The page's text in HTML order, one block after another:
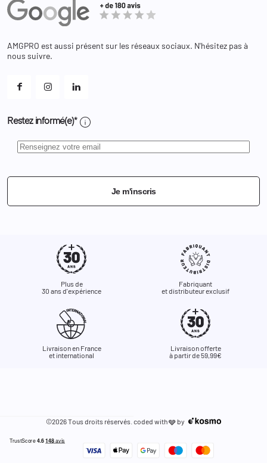
Equipements
Bagagerie
Adresses
Bons de réduction
Et les cookies ?
AMGPRO est aussi présent sur les réseaux sociaux. N'hésitez pas à
nous suivre.
Restez informé(e)* info
Je m'inscris
Plus de
30 ans d'expérience
Fabriquant
et distributeur exclusif
Livraison en France
et international
Livraison offerte
à partir de 59,99€
©2026 Tous droits réservés. coded with🩶 by